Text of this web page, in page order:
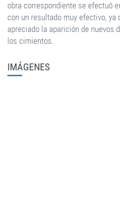
obra correspondiente se efectuó
con un resultado muy efectivo, ya
apreciado la aparición de nuevos
los cimientos.
IMÁGENES